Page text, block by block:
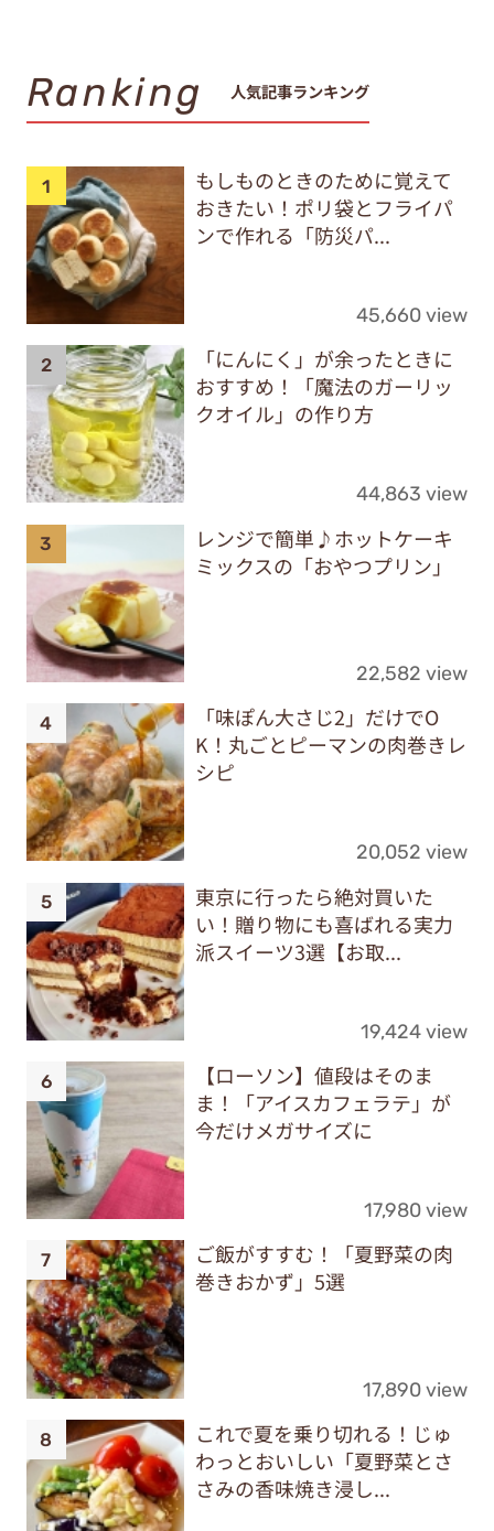
Ranking 人気記事ランキング
もしものときのために覚えて
おきたい！ポリ袋とフライパ
ンで作れる「防災パ...
45,660 view
「にんにく」が余ったときに
おすすめ！「魔法のガーリッ
クオイル」の作り方
44,863 view
レンジで簡単♪ホットケーキ
ミックスの「おやつプリン」
22,582 view
「味ぽん大さじ2」だけでO
K！丸ごとピーマンの肉巻きレ
シピ
20,052 view
東京に行ったら絶対買いた
い！贈り物にも喜ばれる実力
派スイーツ3選【お取...
19,424 view
【ローソン】値段はそのま
ま！「アイスカフェラテ」が
今だけメガサイズに
17,980 view
ご飯がすすむ！「夏野菜の肉
巻きおかず」5選
17,890 view
これで夏を乗り切れる！じゅ
わっとおいしい「夏野菜とさ
さみの香味焼き浸し...